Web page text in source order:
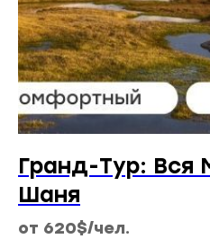
Гранд-Тур: Вся
Шаня
от 620$/чел.